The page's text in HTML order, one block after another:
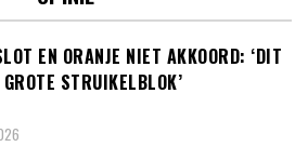
EN ORANJE NIET AKKOORD: ‘DIT
STRUIKELBLOK’